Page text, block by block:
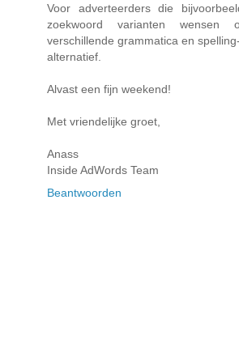
Voor adverteerders die
zoekwoord varianten
verschillende grammatica en
alternatief.
Alvast een fijn weekend!
Met vriendelijke groet,
Anass
Inside AdWords Team
Beantwoorden